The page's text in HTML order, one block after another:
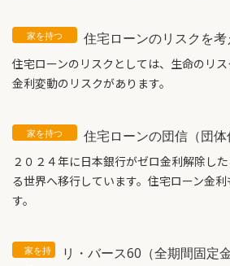
住宅ローンのリスクを考
住宅ローンのリスクとしては、生命のリ
金利変動のリスクがあります。
住宅ローンの団信（団
２０２４年に日本銀行がゼロ金利解除し
る世界へ移行しています。住宅ローン金
す。
リ・バース60（全期間固定